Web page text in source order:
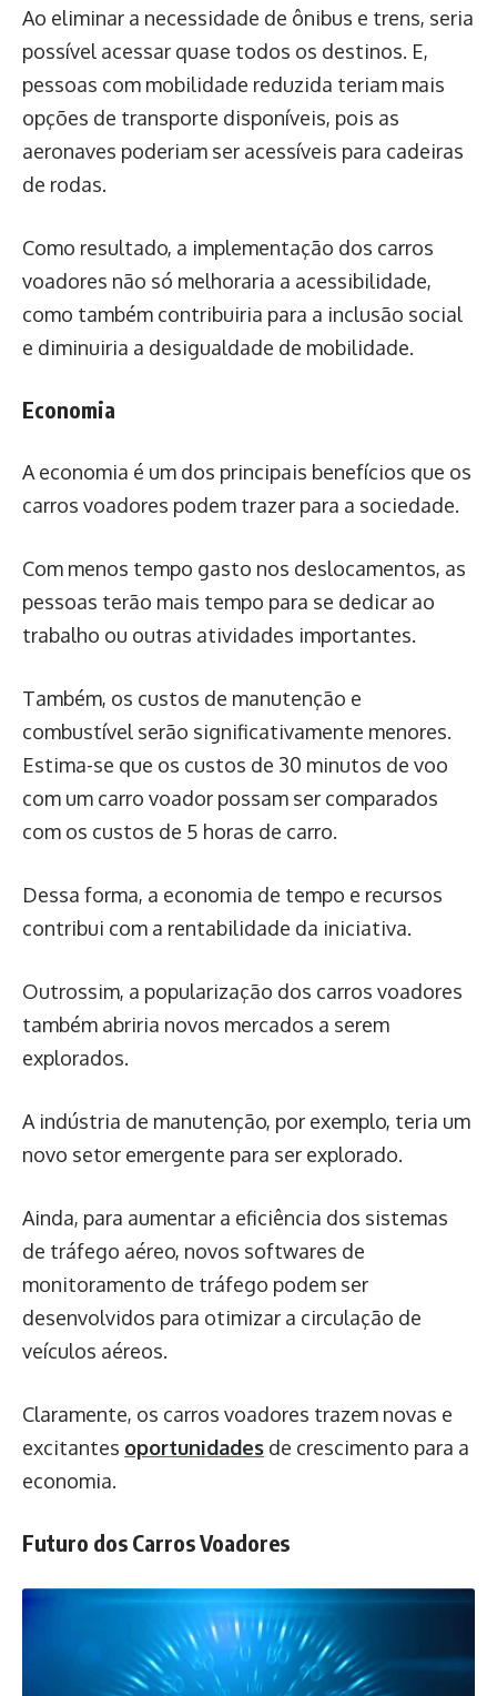
Ao eliminar a necessidade de ônibus e trens, seria
possível acessar quase todos os destinos. E,
pessoas com mobilidade reduzida teriam mais
opções de transporte disponíveis, pois as
aeronaves poderiam ser acessíveis para cadeiras
de rodas.
Como resultado, a implementação dos carros
voadores não só melhoraria a acessibilidade,
como também contribuiria para a inclusão social
e diminuiria a desigualdade de mobilidade.
Economia
A economia é um dos principais benefícios que os
carros voadores podem trazer para a sociedade.
Com menos tempo gasto nos deslocamentos, as
pessoas terão mais tempo para se dedicar ao
trabalho ou outras atividades importantes.
Também, os custos de manutenção e
combustível serão significativamente menores.
Estima-se que os custos de 30 minutos de voo
com um carro voador possam ser comparados
com os custos de 5 horas de carro.
Dessa forma, a economia de tempo e recursos
contribui com a rentabilidade da iniciativa.
Outrossim, a popularização dos carros voadores
também abriria novos mercados a serem
explorados.
A indústria de manutenção, por exemplo, teria um
novo setor emergente para ser explorado.
Ainda, para aumentar a eficiência dos sistemas
de tráfego aéreo, novos softwares de
monitoramento de tráfego podem ser
desenvolvidos para otimizar a circulação de
veículos aéreos.
Claramente, os carros voadores trazem novas e
excitantes oportunidades de crescimento para a
economia.
Futuro dos Carros Voadores